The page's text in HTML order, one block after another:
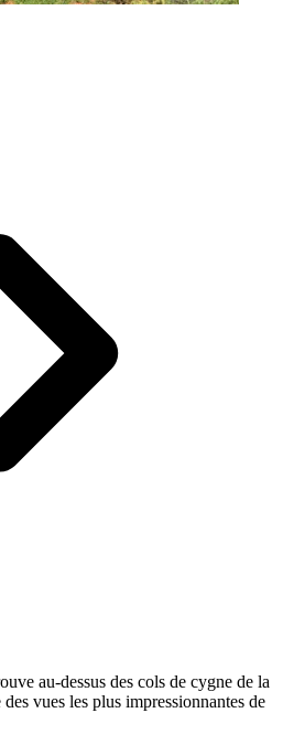
au-dessus des cols de cygne de la
vues les plus impressionnantes de